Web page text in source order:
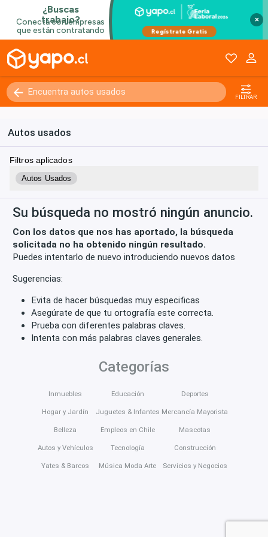
×
FILTRAR
Autos usados
Filtros aplicados
Autos Usados
Su búsqueda no mostró ningún anuncio.
Con los datos que nos has aportado, la búsqueda
solicitada no ha obtenido ningún resultado.
Puedes intentarlo de nuevo introduciendo nuevos datos
Sugerencias:
Evita de hacer búsquedas muy especificas
Asegúrate de que tu ortografía este correcta.
Prueba con diferentes palabras claves.
Intenta con más palabras claves generales.
Categorías
Inmuebles
Hogar y Jardín
Belleza
Autos y Vehículos
Yates & Barcos
Educación
Juguetes & Infantes
Empleos en Chile
Tecnología
Música Moda Arte
Deportes
Mercancía Mayorista
Mascotas
Construcción
Servicios y Negocios
Kilómetros 0 - 250000+